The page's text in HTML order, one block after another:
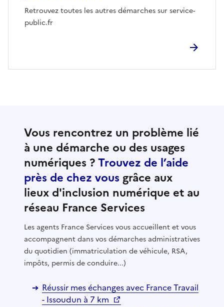
Retrouvez toutes les autres démarches sur service-
public.fr
Vous rencontrez un problème lié
à une démarche ou des usages
numériques ?Trouvez de l’aide
près de chez vous grâce aux
lieux d'inclusion numérique et au
réseau France Services
Les agents France Services vous accueillent et vous
accompagnent dans vos démarches administratives
du quotidien (immatriculation de véhicule, RSA,
impôts, permis de conduire...)
Réussir mes échanges avec France Travail
- Issoudun à 7 km